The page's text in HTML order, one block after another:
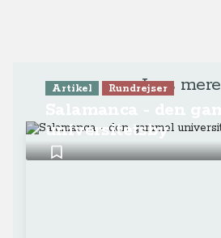
Læs mere
Artikel Rundrejser
universitetsby